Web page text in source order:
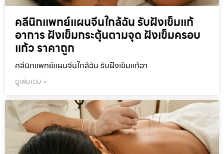
คลีนิกแพทย์แผนจีนใกล้ฉัน รับฝังเข็มแก้
อาการ ฝังเข็มกระตุ้นตามจุด ฝังเข็มครอบ
แก้ว ราคาถูก
คลีนิกแพทย์แผนจีนใกล้ฉัน รับฝังเข็มแก้อา
ดูเพิ่มเติม »